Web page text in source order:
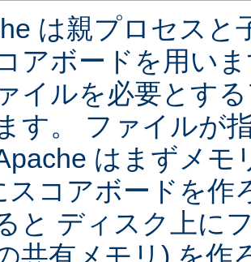
は親プロセスと
アボードを用い
イルを必要とす
す。 ファイルが
はまずメモ
スコアボードを作
と ディスク上に
共有メモリ) を作